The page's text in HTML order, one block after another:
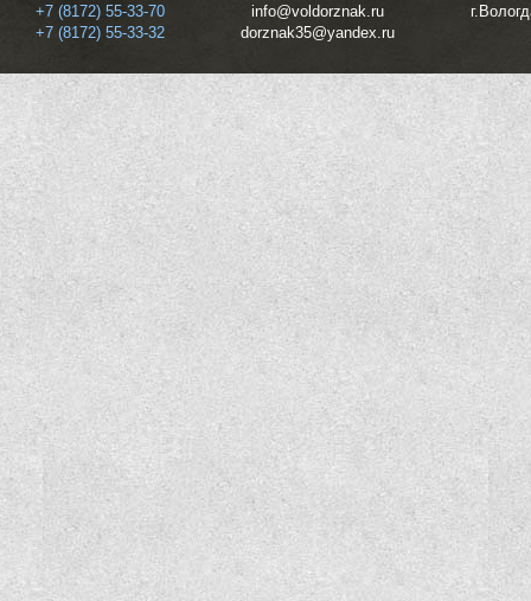
+7 (8172) 55-33-70
+7 (8172) 55-33-32
info@voldorznak.ru
dorznak35@yandex.ru